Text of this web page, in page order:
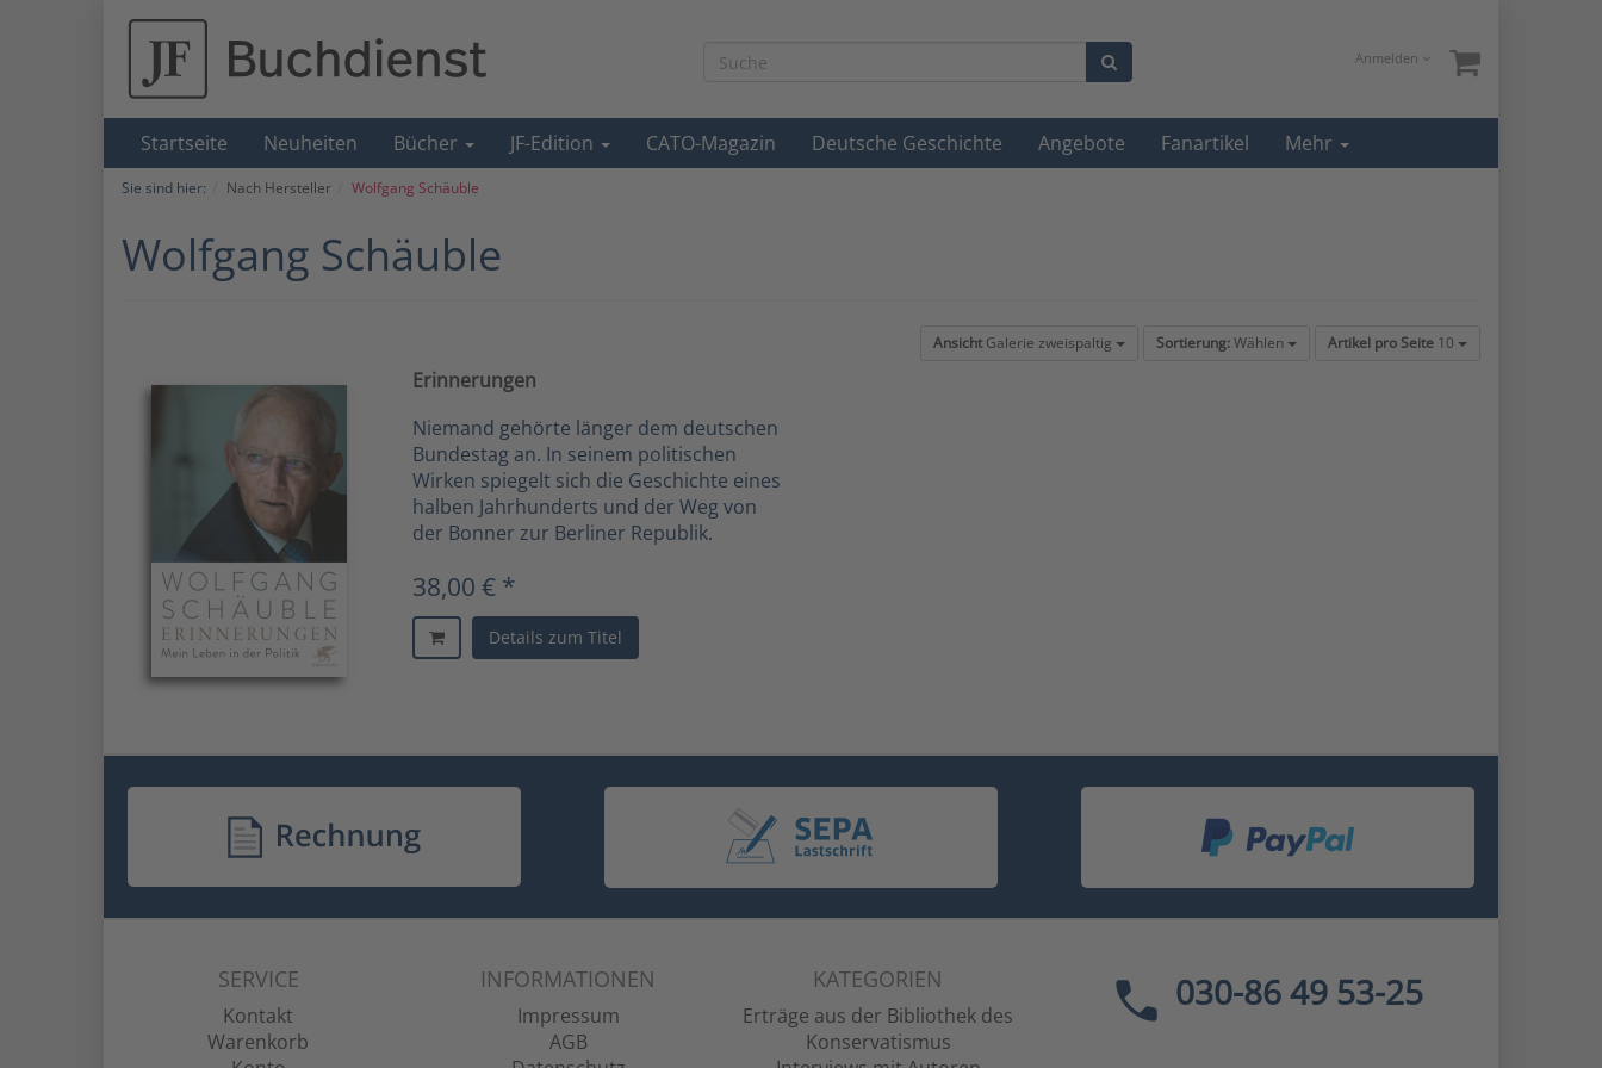
Anmelden
Startseite Neuheiten Bücher JF-Edition CATO-Magazin Deutsche Geschichte Angebote Fanartikel Mehr
Sie sind hier: Nach Hersteller Wolfgang Schäuble
Wolfgang Schäuble
AnsichtGalerie zweispaltig Sortierung:Wählen Artikel pro Seite 10
Erinnerungen
Niemand gehörte länger dem deutschen
Bundestag an. In seinem politischen
Wirken spiegelt sich die Geschichte eines
halben Jahrhunderts und der Weg von
der Bonner zur Berliner Republik.
38,00 € *
Details zum Titel
SERVICE
Kontakt
Warenkorb
INFORMATIONEN
Impressum
AGB
KATEGORIEN
Erträge aus der Bibliothek des
Konservatismus
030-86 49 53-25